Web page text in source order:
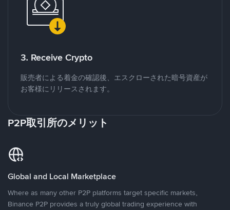
3. Receive Crypto
販売者による着金の確認後、エスクローされた暗号資産が
お客様にリリースされます。
P2P取引所のメリット
Global and Local Marketplace
Where as many other P2P platforms target specific markets,
Binance P2P provides a truly global trading experience with